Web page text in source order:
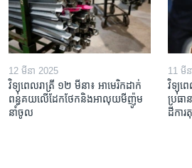
12 មីនា 2025
វិទ្យុពេលរាត្រី ១២ មីនា៖ អាមេរិក​ដាក់​
ពន្ធគយ​លើ​ដែកថែក​និង​អាលុយ​មីញ៉ូម​
នាំចូល
11 មី
វិទ្យុព
ប្រធា
ដីការ​